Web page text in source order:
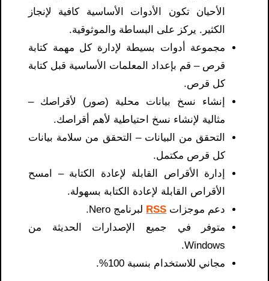
الأحيان تكون الأدوات الأساسية كافية لإنجاز
الكثير. يركز على البساطة والموثوقية.
مجموعة أدوات بسيطة لإدارة كل مهمة كتابة
قرص – قم بإعداد المعلمات الأساسية قبل كتابة
كل قرص.
إنشاء نسخ بيانات محلية (صور) لأقراصك –
مثالية لإنشاء نسخ احتياطية لأهم أقراصك.
التحقق من البيانات – التحقق من سلامة بيانات
كل قرص مكتمل.
إدارة الأقراص القابلة لإعادة الكتابة – امسح
الأقراص القابلة لإعادة الكتابة بسهولة.
دعم موجزات RSS لبرنامج Nero.
متوفر في جميع الإصدارات الحديثة من
Windows.
مجاني للاستخدام بنسبة 100%.